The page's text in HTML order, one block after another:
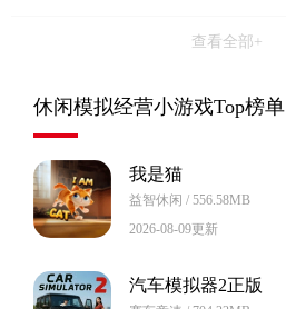
查看全部+
休闲模拟经营小游戏Top榜单
我是猫
益智休闲 / 556.58MB
2026-08-09更新
汽车模拟器2正版